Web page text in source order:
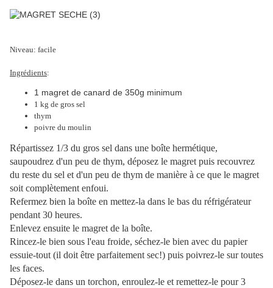
Niveau: facile
Ingrédients:
1 magret de canard de 350g minimum
1 kg de gros sel
thym
poivre du moulin
Répartissez 1/3 du gros sel dans une boîte hermétique,
saupoudrez d'un peu de thym, déposez le magret puis recouvrez
du reste du sel et d'un peu de thym de manière à ce que le magret
soit complètement enfoui.
Refermez bien la boîte en mettez-la dans le bas du réfrigérateur
pendant 30 heures.
Enlevez ensuite le magret de la boîte.
Rincez-le bien sous l'eau froide, séchez-le bien avec du papier
essuie-tout (il doit être parfaitement sec!) puis poivrez-le sur toutes
les faces.
Déposez-le dans un torchon, enroulez-le et remettez-le pour 3